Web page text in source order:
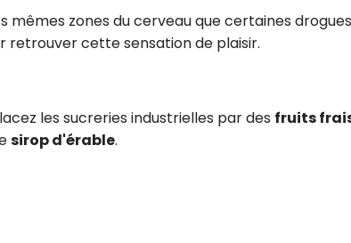
mêmes zones du cerveau que certaines
retrouver cette sensation de plaisir.
les sucreries industrielles par des fruits
sirop d'érable.
performances des campagnes.
pourrons savoir si vous ouvrez les
l'heure à laquelle vous le faites
Je reçois mon cadeau !